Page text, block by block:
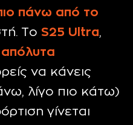
πάνω από το
Το S25 Ultra,
απόλυτα
να κάνεις
λίγο πιο κάτω)
γίνεται